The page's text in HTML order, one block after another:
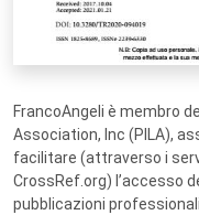
FrancoAngeli è membro
Association, Inc (PILA),
facilitare (attraverso i
CrossRef.org) l’accesso
pubblicazioni